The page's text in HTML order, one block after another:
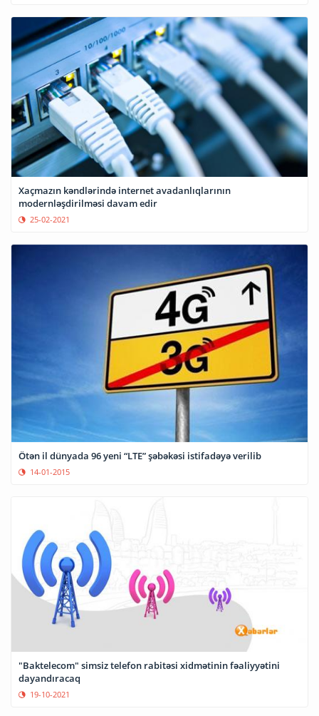
Xaçmazın kəndlərində internet avadanlıqlarının
modernləşdirilməsi davam edir
25-02-2021
Ötən il dünyada 96 yeni “LTE” şəbəkəsi istifadəyə verilib
14-01-2015
"Baktelecom" simsiz telefon rabitəsi xidmətinin fəaliyyətini
dayandıracaq
19-10-2021